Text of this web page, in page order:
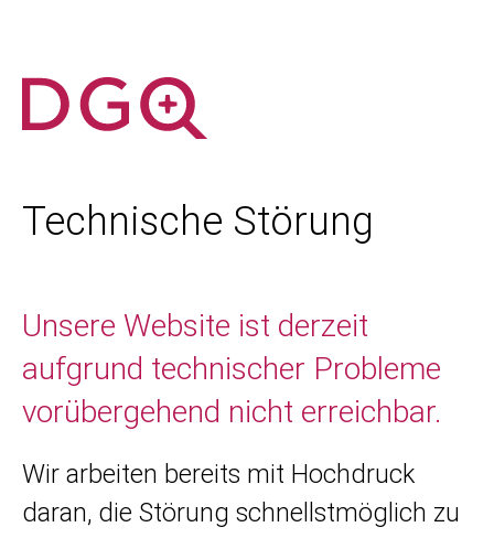
Technische Störung
Unsere Website ist derzeit
aufgrund technischer Probleme
vorübergehend nicht erreichbar.
Wir arbeiten bereits mit Hochdruck
daran, die Störung schnellstmöglich zu